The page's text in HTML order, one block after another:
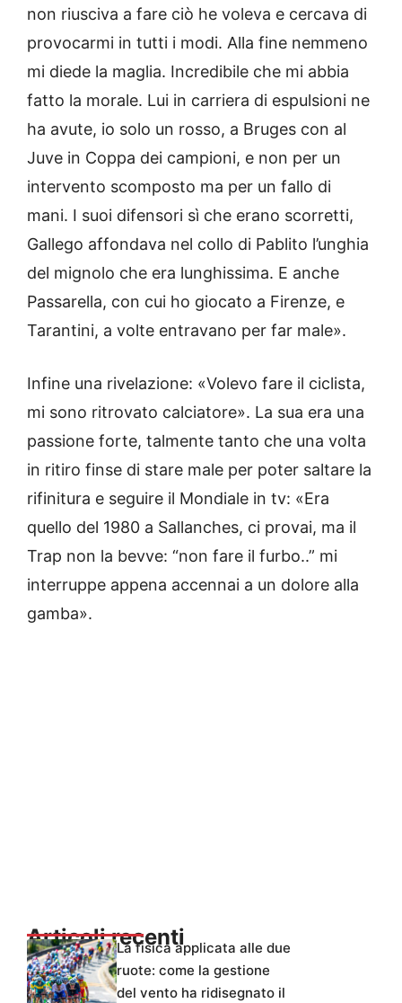
non riusciva a fare ciò he voleva e cercava di
provocarmi in tutti i modi. Alla fine nemmeno
mi diede la maglia. Incredibile che mi abbia
fatto la morale. Lui in carriera di espulsioni ne
ha avute, io solo un rosso, a Bruges con al
Juve in Coppa dei campioni, e non per un
intervento scomposto ma per un fallo di
mani. I suoi difensori sì che erano scorretti,
Gallego affondava nel collo di Pablito l’unghia
del mignolo che era lunghissima. E anche
Passarella, con cui ho giocato a Firenze, e
Tarantini, a volte entravano per far male».
Infine una rivelazione: «Volevo fare il ciclista,
mi sono ritrovato calciatore». La sua era una
passione forte, talmente tanto che una volta
in ritiro finse di stare male per poter saltare la
rifinitura e seguire il Mondiale in tv: «Era
quello del 1980 a Sallanches, ci provai, ma il
Trap non la bevve: “non fare il furbo..” mi
interruppe appena accennai a un dolore alla
gamba».
Articoli recentiLa fisica applicata alle due
ruote: come la gestione
del vento ha ridisegnato il